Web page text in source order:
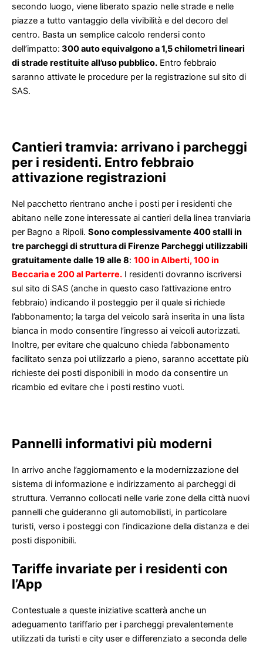
secondo luogo, viene liberato spazio nelle strade e nelle
piazze a tutto vantaggio della vivibilità e del decoro del
centro. Basta un semplice calcolo rendersi conto
dell’impatto: 300 auto equivalgono a 1,5 chilometri lineari
di strade restituite all’uso pubblico. Entro febbraio
saranno attivate le procedure per la registrazione sul sito di
SAS.
Cantieri tramvia: arrivano i parcheggi
per i residenti. Entro febbraio
attivazione registrazioni
Nel pacchetto rientrano anche i posti per i residenti che
abitano nelle zone interessate ai cantieri della linea tranviaria
per Bagno a Ripoli. Sono complessivamente 400 stalli in
tre parcheggi di struttura di Firenze Parcheggi utilizzabili
gratuitamente dalle 19 alle 8: 100 in Alberti, 100 in
Beccaria e 200 al Parterre. I residenti dovranno iscriversi
sul sito di SAS (anche in questo caso l’attivazione entro
febbraio) indicando il posteggio per il quale si richiede
l’abbonamento; la targa del veicolo sarà inserita in una lista
bianca in modo consentire l’ingresso ai veicoli autorizzati.
Inoltre, per evitare che qualcuno chieda l’abbonamento
facilitato senza poi utilizzarlo a pieno, saranno accettate più
richieste dei posti disponibili in modo da consentire un
ricambio ed evitare che i posti restino vuoti.
Pannelli informativi più moderni
In arrivo anche l’aggiornamento e la modernizzazione del
sistema di informazione e indirizzamento ai parcheggi di
struttura. Verranno collocati nelle varie zone della città nuovi
pannelli che guideranno gli automobilisti, in particolare
turisti, verso i posteggi con l’indicazione della distanza e dei
posti disponibili.
Tariffe invariate per i residenti con
l’App
Contestuale a queste iniziative scatterà anche un
adeguamento tariffario per i parcheggi prevalentemente
utilizzati da turisti e city user e differenziato a seconda delle